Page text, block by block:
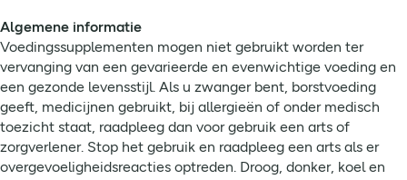
Algemene informatie
Voedingssupplementen mogen niet gebruikt worden ter
vervanging van een gevarieerde en evenwichtige voeding en
een gezonde levensstijl. Als u zwanger bent, borstvoeding
geeft, medicijnen gebruikt, bij allergieën of onder medisch
toezicht staat, raadpleeg dan voor gebruik een arts of
zorgverlener. Stop het gebruik en raadpleeg een arts als er
overgevoeligheidsreacties optreden. Droog, donker, koel en